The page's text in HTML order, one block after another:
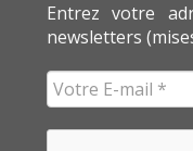
Entrez votre
newsletters